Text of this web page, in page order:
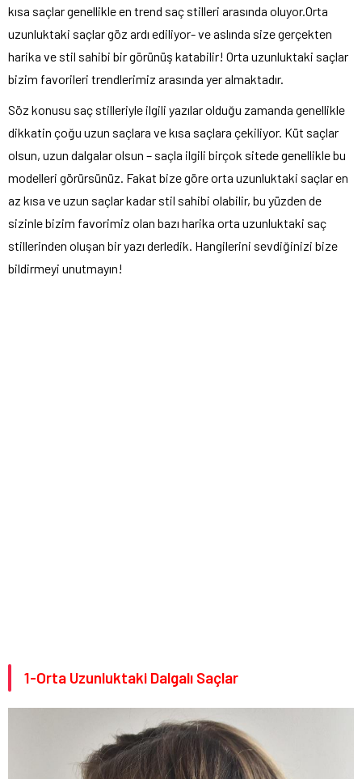
kısa saçlar genellikle en trend saç stilleri arasında oluyor.Orta
uzunluktaki saçlar göz ardı ediliyor- ve aslında size gerçekten
harika ve stil sahibi bir görünüş katabilir! Orta uzunluktaki saçlar
bizim favorileri trendlerimiz arasında yer almaktadır.
Söz konusu saç stilleriyle ilgili yazılar olduğu zamanda genellikle
dikkatin çoğu uzun saçlara ve kısa saçlara çekiliyor. Küt saçlar
olsun, uzun dalgalar olsun – saçla ilgili birçok sitede genellikle bu
modelleri görürsünüz. Fakat bize göre orta uzunluktaki saçlar en
az kısa ve uzun saçlar kadar stil sahibi olabilir, bu yüzden de
sizinle bizim favorimiz olan bazı harika orta uzunluktaki saç
stillerinden oluşan bir yazı derledik. Hangilerini sevdiğinizi bize
bildirmeyi unutmayın!
1-Orta Uzunluktaki Dalgalı Saçlar